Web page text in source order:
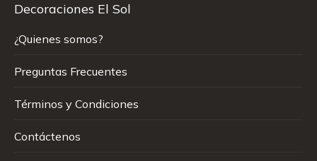
Decoraciones El Sol
¿Quienes somos?
Preguntas Frecuentes
Términos y Condiciones
Contáctenos